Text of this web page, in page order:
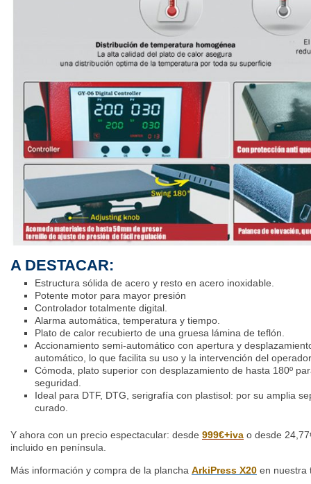
A DESTACAR:
Estructura sólida de acero y resto en acero inoxidable.
Potente motor para mayor presión
Controlador totalmente digital.
Alarma automática, temperatura y tiempo.
Plato de calor recubierto de una gruesa lámina de teflón.
Accionamiento semi-automático con apertura y
automático, lo que facilita su uso y la intervención del
Cómoda, plato superior con desplazamiento de hasta 180º
seguridad.
Ideal para DTF, DTG, serigrafía con plastisol: por su amplia
curado.
Y ahora con un precio espectacular: desde 999€+iva o desde
incluido en península.
Más información y compra de la plancha ArkiPress X20 en nuestra